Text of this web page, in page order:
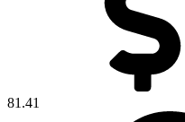
81.41